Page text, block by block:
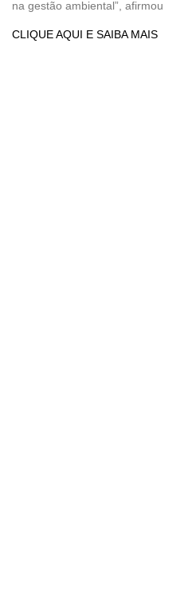
na gestão ambiental”, afirmou
CLIQUE AQUI E SAIBA MAIS